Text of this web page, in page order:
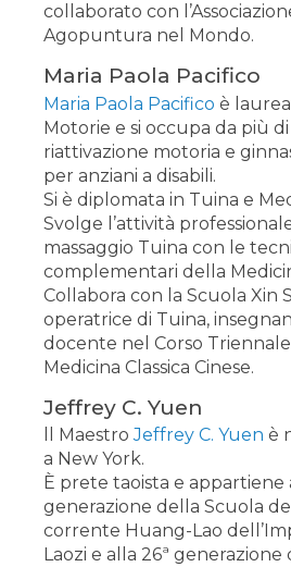
collaborato con
Agopuntura nel Mondo.
Maria Paola Pacifico
Maria Paola Pacifico è
Motorie e si occupa da più
riattivazione motoria e
per anziani a disabili.
Si è diplomata in Tuina e
Svolge l’attività
massaggio Tuina con le
complementari della
Collabora con la Scuola Xin
operatrice di Tuina,
docente nel Corso
Medicina Classica Cinese.
Jeffrey C. Yuen
ll MaestroJeffrey C. Yuen è
a New York.
È prete taoista e appartiene
generazione della Scuola
corrente Huang-Lao
Laozi e alla 26ª